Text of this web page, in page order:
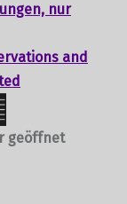
nur
and
geöffnet